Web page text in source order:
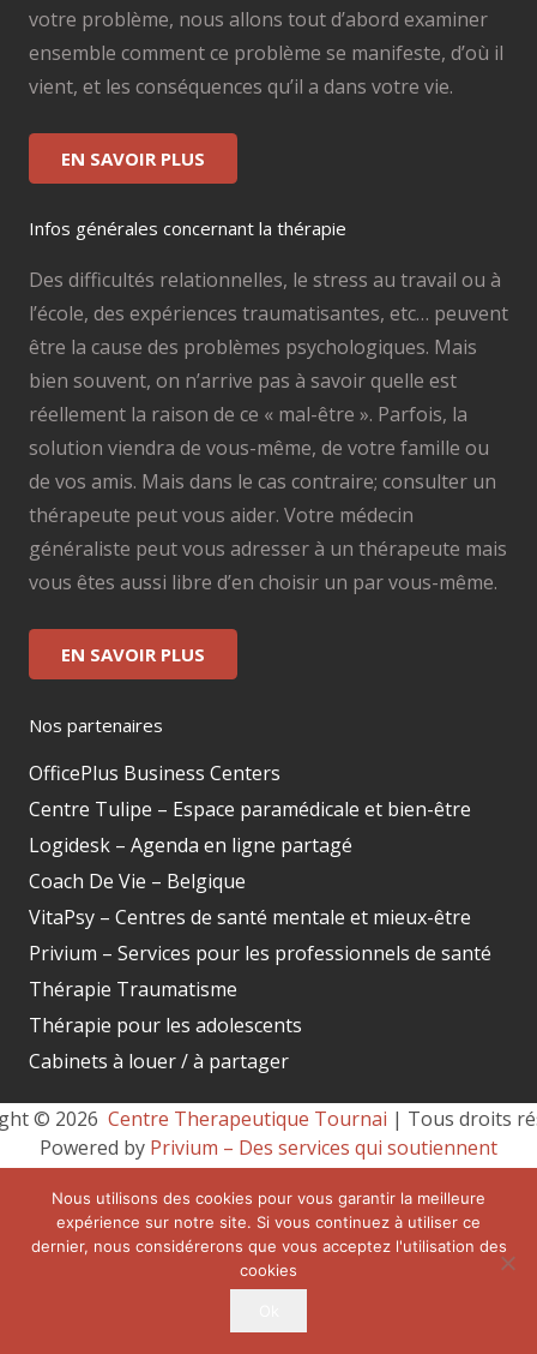
votre problème, nous allons tout d’abord examiner
ensemble comment ce problème se manifeste, d’où il
vient, et les conséquences qu’il a dans votre vie.
EN SAVOIR PLUS
Infos générales concernant la thérapie
Des difficultés relationnelles, le stress au travail ou à
l’école, des expériences traumatisantes, etc… peuvent
être la cause des problèmes psychologiques. Mais
bien souvent, on n’arrive pas à savoir quelle est
réellement la raison de ce « mal-être ». Parfois, la
solution viendra de vous-même, de votre famille ou
de vos amis. Mais dans le cas contraire; consulter un
thérapeute peut vous aider. Votre médecin
généraliste peut vous adresser à un thérapeute mais
vous êtes aussi libre d’en choisir un par vous-même.
EN SAVOIR PLUS
Nos partenaires
OfficePlus Business Centers
Centre Tulipe – Espace paramédicale et bien-être
Logidesk – Agenda en ligne partagé
Coach De Vie – Belgique
VitaPsy – Centres de santé mentale et mieux-être
Privium – Services pour les professionnels de santé
Thérapie Traumatisme
Thérapie pour les adolescents
Cabinets à louer / à partager
© 2026 Centre Therapeutique Tournai | Tous droits
Powered by Privium – Des services qui soutiennent
hypnotherapeutes.
RGPD – Politique de Protection de la Vie Privée
Nous utilisons des cookies pour vous garantir la meilleure
expérience sur notre site. Si vous continuez à utiliser ce
dernier, nous considérerons que vous acceptez l'utilisation des
cookies